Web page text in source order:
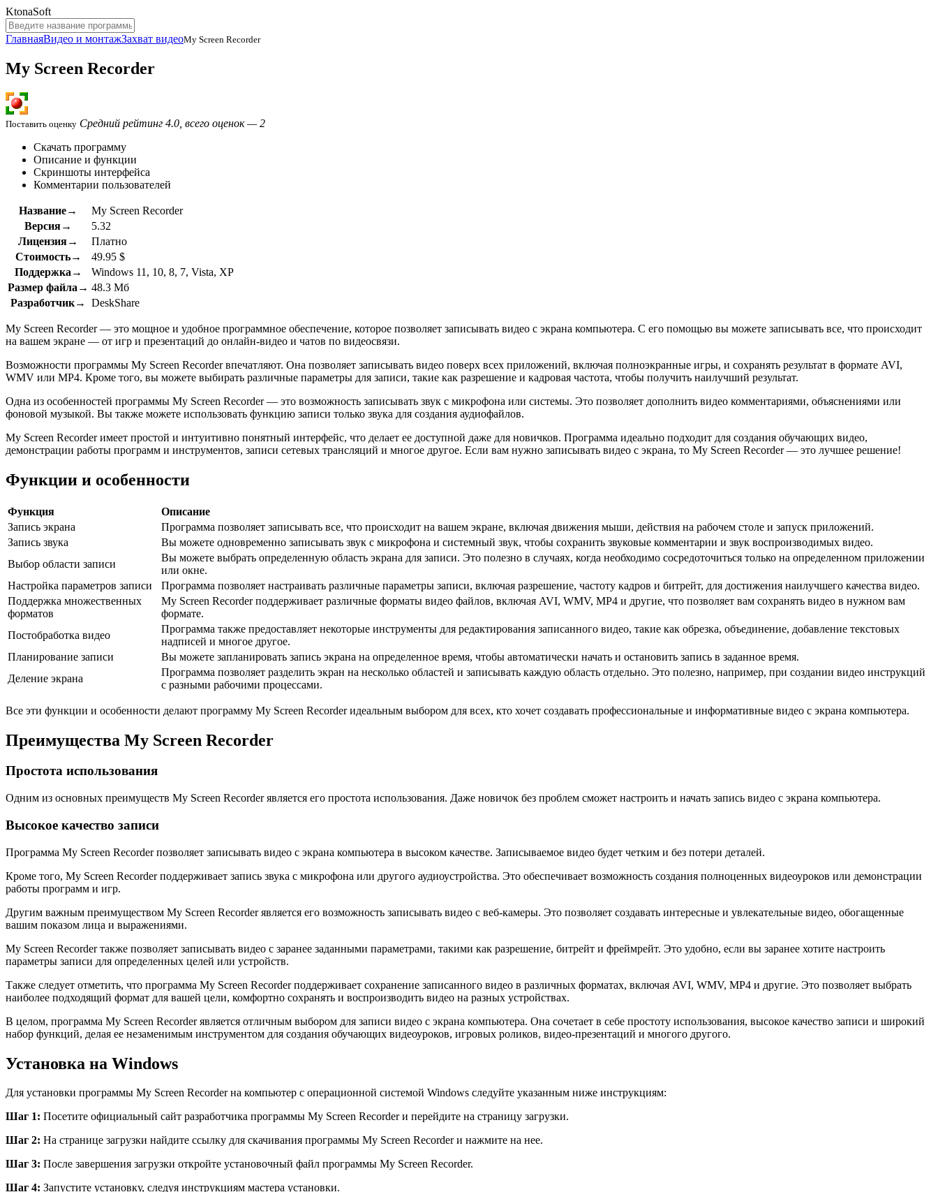
KtonaSoft
ГлавнаяВидео и монтажЗахват видеоMy Screen Recorder
My Screen Recorder
Поставить оценку Средний рейтинг 4.0, всего оценок — 2
Скачать программу
Описание и функции
Скриншоты интерфейса
Комментарии пользователей
Название→
My Screen Recorder
Версия→
5.32
Лицензия→
Платно
Стоимость→
49.95 $
Поддержка→
Windows 11, 10, 8, 7, Vista, XP
Размер файла→ 48.3 Мб
Разработчик→
DeskShare
My Screen Recorder — это мощное и удобное программное обеспечение, которое позволяет записывать видео с экрана компьютера. С его помощью вы можете записывать все, что происходит
на вашем экране — от игр и презентаций до онлайн-видео и чатов по видеосвязи.
Возможности программы My Screen Recorder впечатляют. Она позволяет записывать видео поверх всех приложений, включая полноэкранные игры, и сохранять результат в формате AVI,
WMV или MP4. Кроме того, вы можете выбирать различные параметры для записи, такие как разрешение и кадровая частота, чтобы получить наилучший результат.
Одна из особенностей программы My Screen Recorder — это возможность записывать звук с микрофона или системы. Это позволяет дополнить видео комментариями, объяснениями или
фоновой музыкой. Вы также можете использовать функцию записи только звука для создания аудиофайлов.
My Screen Recorder имеет простой и интуитивно понятный интерфейс, что делает ее доступной даже для новичков. Программа идеально подходит для создания обучающих видео,
демонстрации работы программ и инструментов, записи сетевых трансляций и многое другое. Если вам нужно записывать видео с экрана, то My Screen Recorder — это лучшее решение!
Функции и особенности
Функция
Описание
Запись экрана
Программа позволяет записывать все, что происходит на вашем экране, включая движения мыши, действия на рабочем столе и запуск приложений.
Запись звука
Вы можете одновременно записывать звук с микрофона и системный звук, чтобы сохранить звуковые комментарии и звук воспроизводимых видео.
Выбор области записи
Вы можете выбрать определенную область экрана для записи. Это полезно в случаях, когда необходимо сосредоточиться только на определенном приложении
или окне.
Настройка параметров записи
Программа позволяет настраивать различные параметры записи, включая разрешение, частоту кадров и битрейт, для достижения наилучшего качества видео.
Поддержка множественных
форматов
My Screen Recorder поддерживает различные форматы видео файлов, включая AVI, WMV, MP4 и другие, что позволяет вам сохранять видео в нужном вам
формате.
Постобработка видео
Программа также предоставляет некоторые инструменты для редактирования записанного видео, такие как обрезка, объединение, добавление текстовых
надписей и многое другое.
Планирование записи
Вы можете запланировать запись экрана на определенное время, чтобы автоматически начать и остановить запись в заданное время.
Деление экрана
Программа позволяет разделить экран на несколько областей и записывать каждую область отдельно. Это полезно, например, при создании видео инструкций
с разными рабочими процессами.
Все эти функции и особенности делают программу My Screen Recorder идеальным выбором для всех, кто хочет создавать профессиональные и информативные видео с экрана компьютера.
Преимущества My Screen Recorder
Простота использования
Одним из основных преимуществ My Screen Recorder является его простота использования. Даже новичок без проблем сможет настроить и начать запись видео с экрана компьютера.
Высокое качество записи
Программа My Screen Recorder позволяет записывать видео с экрана компьютера в высоком качестве. Записываемое видео будет четким и без потери деталей.
Кроме того, My Screen Recorder поддерживает запись звука с микрофона или другого аудиоустройства. Это обеспечивает возможность создания полноценных видеоуроков или демонстрации
работы программ и игр.
Другим важным преимуществом My Screen Recorder является его возможность записывать видео с веб-камеры. Это позволяет создавать интересные и увлекательные видео, обогащенные
вашим показом лица и выражениями.
My Screen Recorder также позволяет записывать видео с заранее заданными параметрами, такими как разрешение, битрейт и фреймрейт. Это удобно, если вы заранее хотите настроить
параметры записи для определенных целей или устройств.
Также следует отметить, что программа My Screen Recorder поддерживает сохранение записанного видео в различных форматах, включая AVI, WMV, MP4 и другие. Это позволяет выбрать
наиболее подходящий формат для вашей цели, комфортно сохранять и воспроизводить видео на разных устройствах.
В целом, программа My Screen Recorder является отличным выбором для записи видео с экрана компьютера. Она сочетает в себе простоту использования, высокое качество записи и широкий
набор функций, делая ее незаменимым инструментом для создания обучающих видеоуроков, игровых роликов, видео-презентаций и многого другого.
Установка на Windows
Для установки программы My Screen Recorder на компьютер с операционной системой Windows следуйте указанным ниже инструкциям:
Шаг 1: Посетите официальный сайт разработчика программы My Screen Recorder и перейдите на страницу загрузки.
Шаг 2: На странице загрузки найдите ссылку для скачивания программы My Screen Recorder и нажмите на нее.
Шаг 3: После завершения загрузки откройте установочный файл программы My Screen Recorder.
Шаг 4: Запустите установку, следуя инструкциям мастера установки.